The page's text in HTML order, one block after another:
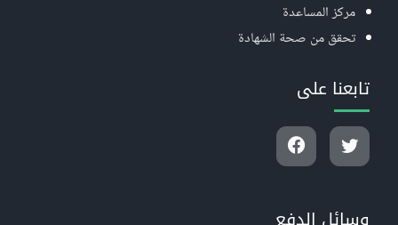
مركز المساعدة
تحقق من صحة الشهادة
تابعنا على